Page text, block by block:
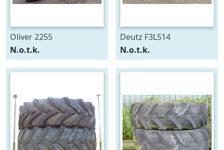
Oliver 2255
N.o.t.k.
Deutz F3L514
N.o.t.k.